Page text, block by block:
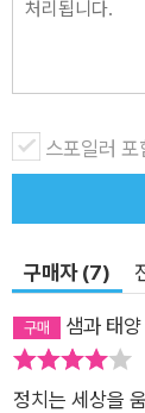
스포일러 포
구매자 (7)
샘과 태양
정치는 세상을